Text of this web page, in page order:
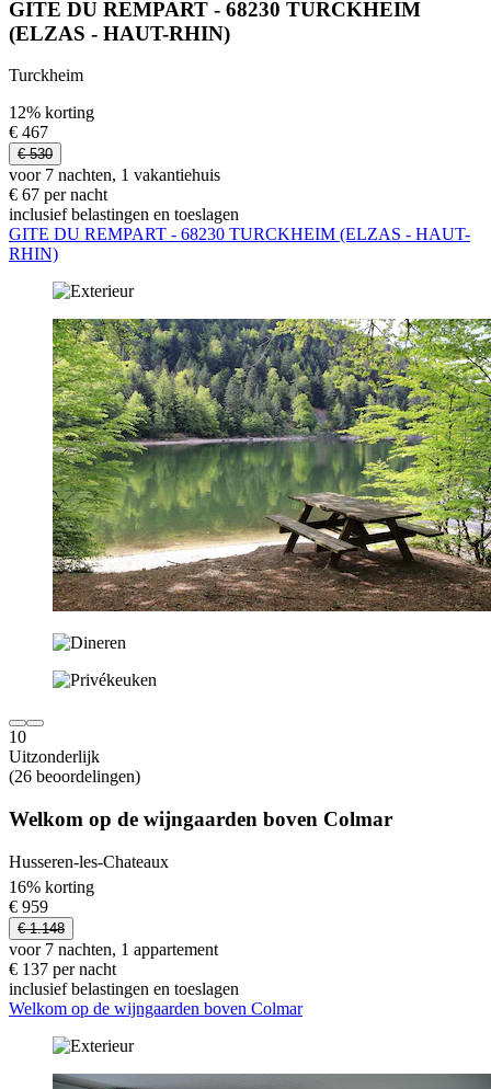
GITE DU REMPART - 68230 TURCKHEIM
(ELZAS - HAUT-RHIN)
Turckheim
12% korting
€ 467
€ 530
voor 7 nachten, 1 vakantiehuis
€ 67 per nacht
inclusief belastingen en toeslagen
GITE DU REMPART - 68230 TURCKHEIM (ELZAS - HAUT-
RHIN)
10
Uitzonderlijk
(26 beoordelingen)
Welkom op de wijngaarden boven Colmar
Husseren-les-Chateaux
16% korting
€ 959
€ 1.148
voor 7 nachten, 1 appartement
€ 137 per nacht
inclusief belastingen en toeslagen
Welkom op de wijngaarden boven Colmar